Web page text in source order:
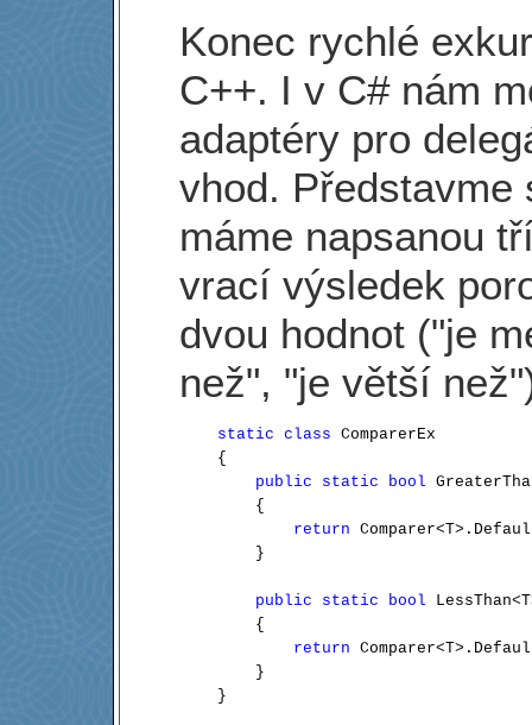
Konec rychlé
C++. I v C# nám
adaptéry pro
vhod. Představme
máme napsanou
vrací výsledek
dvou hodnot ("je
než", "je větší
static class ComparerEx
    {
public
static bool
        {
return
        }
public static bool
        {
return
        }